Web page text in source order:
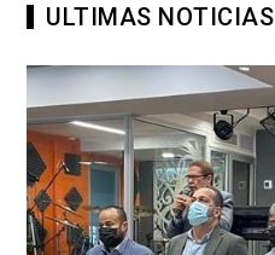
ULTIMAS NOTICIAS